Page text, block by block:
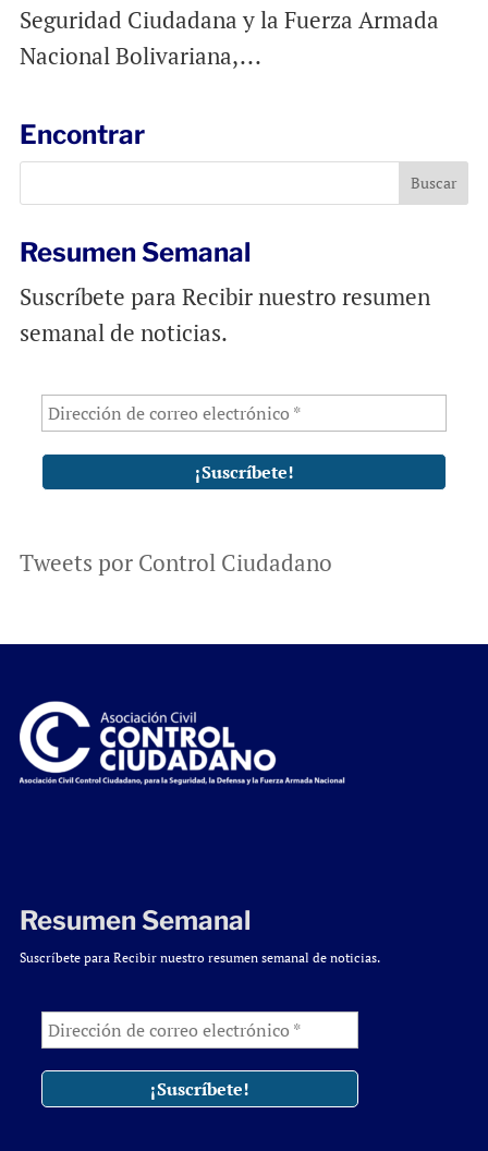
Seguridad Ciudadana y la Fuerza Armada
Nacional Bolivariana,...
Encontrar
Resumen Semanal
Suscríbete para Recibir nuestro resumen
semanal de noticias.
Tweets por Control Ciudadano
Resumen Semanal
Suscríbete para Recibir nuestro resumen semanal de noticias.